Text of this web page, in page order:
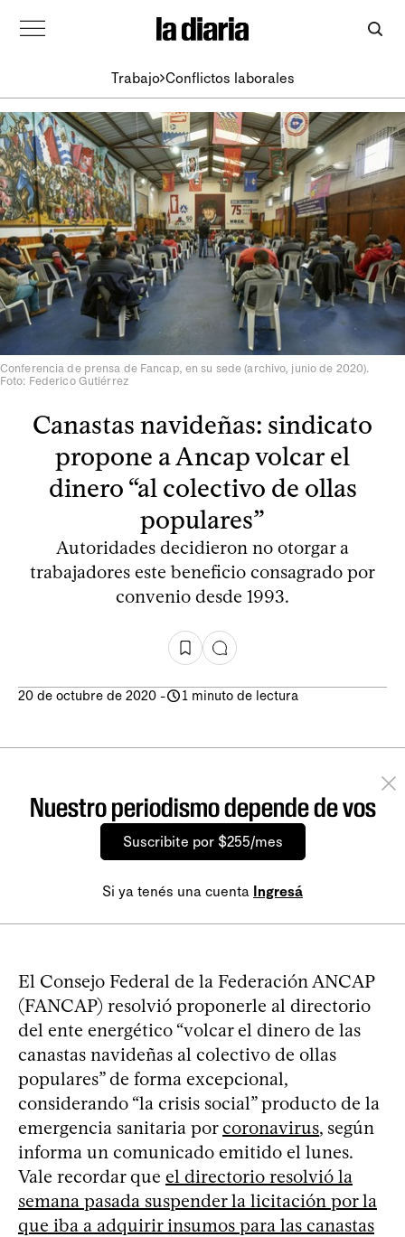
Trabajo Conflictos laborales
Conferencia de prensa de Fancap, en su sede (archivo, junio de 2020).
Foto: Federico Gutiérrez
Canastas navideñas: sindicato
propone a Ancap volcar el
dinero “al colectivo de ollas
populares”
Autoridades decidieron no otorgar a
trabajadores este beneficio consagrado por
convenio desde 1993.
20 de octubre de 2020 - 1 minuto de lectura
Nuestro periodismo depende de vos
Suscribite por $255/mes
Si ya tenés una cuenta Ingresá
El Consejo Federal de la Federación ANCAP
(FANCAP) resolvió proponerle al directorio
del ente energético “volcar el dinero de las
canastas navideñas al colectivo de ollas
populares” de forma excepcional,
considerando “la crisis social” producto de la
emergencia sanitaria porcoronavirus, según
informa un comunicado emitido el lunes.
Vale recordar que el directorio resolvió la
semana pasada suspender la licitación por la
que iba a adquirir insumos para las canastas